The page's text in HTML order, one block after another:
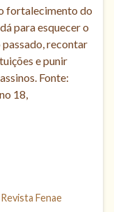
fortalecimento do
para esquecer o
recontar
e punir
Fonte:
18,
Revista Fenae